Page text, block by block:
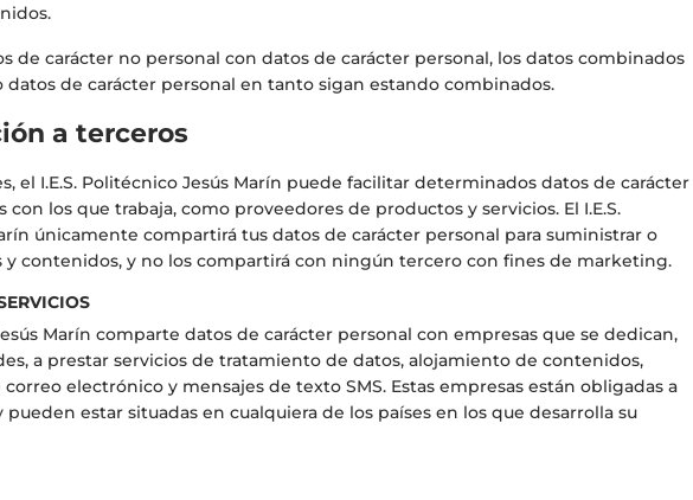
de carácter no personal con datos de carácter personal, los datos combinados
datos de carácter personal en tanto sigan estando combinados.
a terceros
el I.E.S. Politécnico Jesús Marín puede facilitar determinados datos de carácter
con los que trabaja, como proveedores de productos y servicios. El I.E.S.
únicamente compartirá tus datos de carácter personal para suministrar o
y contenidos, y no los compartirá con ningún tercero con fines de marketing.
Marín comparte datos de carácter personal con empresas que se dedican,
a prestar servicios de tratamiento de datos, alojamiento de contenidos,
electrónico y mensajes de texto SMS. Estas empresas están obligadas a
estar situadas en cualquiera de los países en los que desarrolla su